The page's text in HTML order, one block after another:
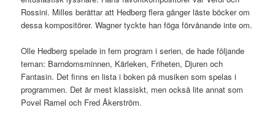
Rossini. Milles berättar att Hedberg flera gånger läste böcker om
dessa kompositörer. Wagner tyckte han föga förvånande inte om.
Olle Hedberg spelade in fem program i serien, de hade följande
teman: Barndomsminnen, Kärleken, Friheten, Djuren och
Fantasin. Det finns en lista i boken på musiken som spelas i
programmen. Det är mest klassiskt, men också lite annat som
Povel Ramel och Fred Åkerström.